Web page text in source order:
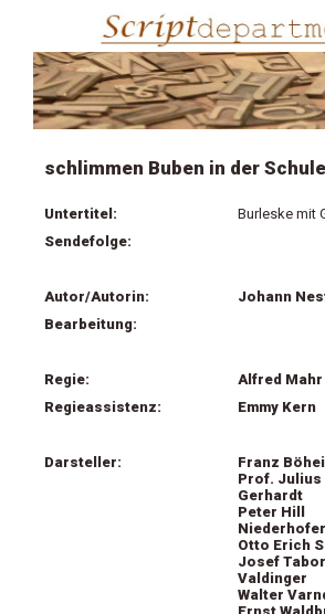
schlimmen Buben in der
Untertitel:
Burleske mit
Sendefolge:
Autor/Autorin:
Johann
Bearbeitung:
Regie:
Alfred Mahr
Regieassistenz:
Emmy Kern
Darsteller:
Franz
Prof. Julius
Gerhardt
Peter Hill
Niederhofer
Otto Erich
Josef Tabor
Valdinger
Walter